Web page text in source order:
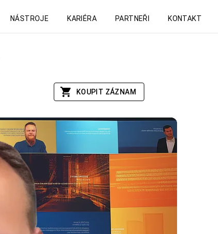
NÁSTROJE KARIÉRA PARTNEŘI KONTAKT
KOUPIT ZÁZNAM